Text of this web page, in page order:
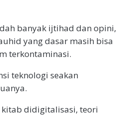
banyak ijtihad dan opini,
yang dasar masih bisa
terkontaminasi.
teknologi seakan
didigitalisasi, teori